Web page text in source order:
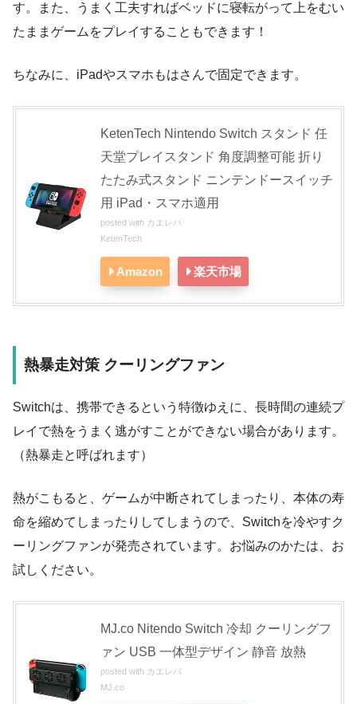
す。また、うまく工夫すればベッドに寝転がって上をむい
たままゲームをプレイすることもできます！
ちなみに、iPadやスマホもはさんで固定できます。
KetenTech Nintendo Switch スタンド 任
天堂プレイスタンド 角度調整可能 折り
たたみ式スタンド ニンテンドースイッチ
用 iPad・スマホ適用
posted with カエレバ
KetenTech
Amazon 楽天市場
熱暴走対策 クーリングファン
Switchは、携帯できるという特徴ゆえに、長時間の連続プ
レイで熱をうまく逃がすことができない場合があります。
（熱暴走と呼ばれます）
熱がこもると、ゲームが中断されてしまったり、本体の寿
命を縮めてしまったりしてしまうので、Switchを冷やすク
ーリングファンが発売されています。お悩みのかたは、お
試しください。
MJ.co Nitendo Switch 冷却 クーリングフ
ァン USB 一体型デザイン 静音 放熱
posted with カエレバ
MJ.co